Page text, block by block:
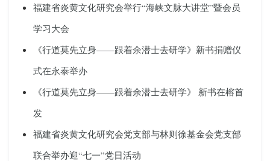
福建省炎黄文化研究会举行“海峡文脉大讲堂”暨会员
学习大会
《行道莫先立身——跟着余潜士去研学》新书捐赠仪
式在永泰举办
《行道莫先立身——跟着余潜士去研学》 新书在榕首
发
福建省炎黄文化研究会党支部与林则徐基金会党支部
联合举办迎“七一”党日活动